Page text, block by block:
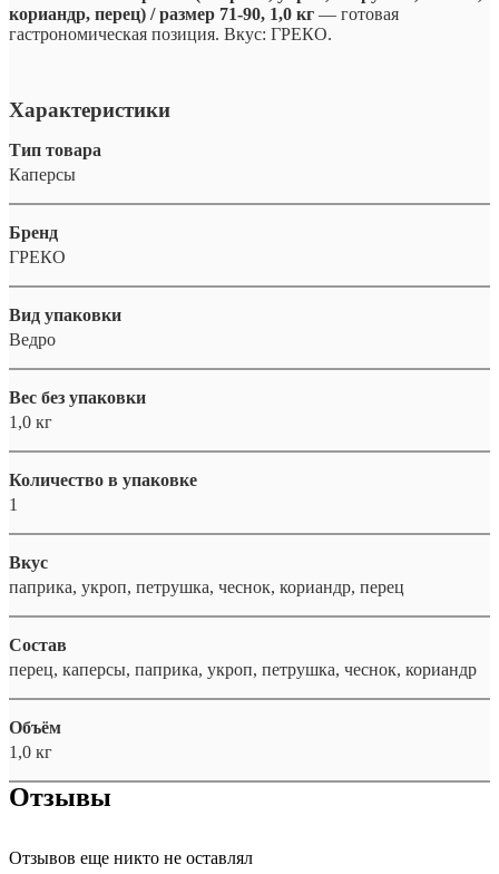
кориандр, перец) / размер 71-90, 1,0 кг — готовая
гастрономическая позиция. Вкус: ГРЕКО.
Характеристики
Тип товара
Каперсы
Бренд
ГРЕКО
Вид упаковки
Ведро
Вес без упаковки
1,0 кг
Количество в упаковке
1
Вкус
паприка, укроп, петрушка, чеснок, кориандр, перец
Состав
перец, каперсы, паприка, укроп, петрушка, чеснок, кориандр
Объём
1,0 кг
Отзывы
Отзывов еще никто не оставлял